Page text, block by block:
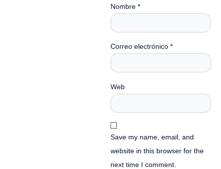
Nombre *
Correo electrónico *
Web
Save my name, email, and
website in this browser for the
next time I comment.